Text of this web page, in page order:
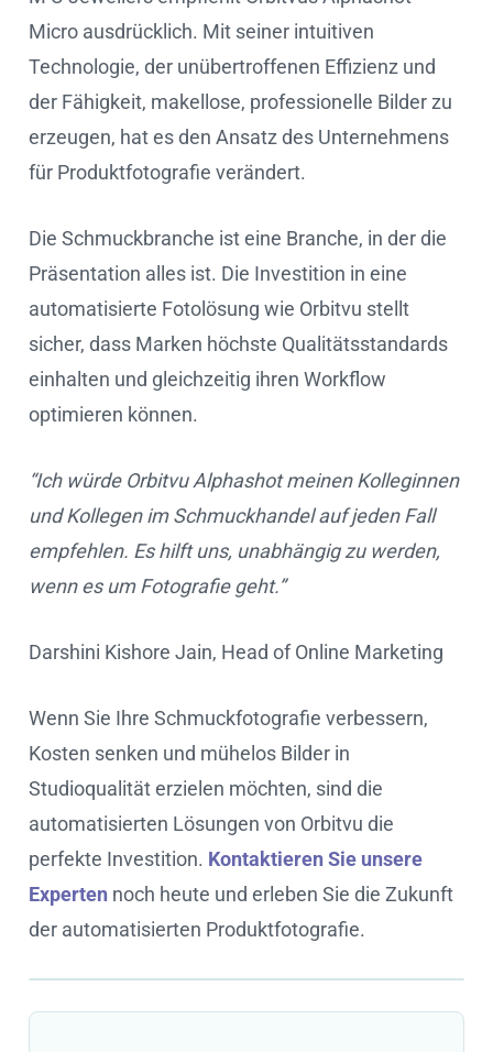
Micro ausdrücklich. Mit seiner intuitiven
Technologie, der unübertroffenen Effizienz und
der Fähigkeit, makellose, professionelle Bilder zu
erzeugen, hat es den Ansatz des Unternehmens
für Produktfotografie verändert.
Die Schmuckbranche ist eine Branche, in der die
Präsentation alles ist. Die Investition in eine
automatisierte Fotolösung wie Orbitvu stellt
sicher, dass Marken höchste Qualitätsstandards
einhalten und gleichzeitig ihren Workflow
optimieren können.
“Ich würde Orbitvu Alphashot meinen Kolleginnen
und Kollegen im Schmuckhandel auf jeden Fall
empfehlen. Es hilft uns, unabhängig zu werden,
wenn es um Fotografie geht.”
Darshini Kishore Jain, Head of Online Marketing
Wenn Sie Ihre Schmuckfotografie verbessern,
Kosten senken und mühelos Bilder in
Studioqualität erzielen möchten, sind die
automatisierten Lösungen von Orbitvu die
perfekte Investition. Kontaktieren Sie unsere
Experten noch heute und erleben Sie die Zukunft
der automatisierten Produktfotografie.